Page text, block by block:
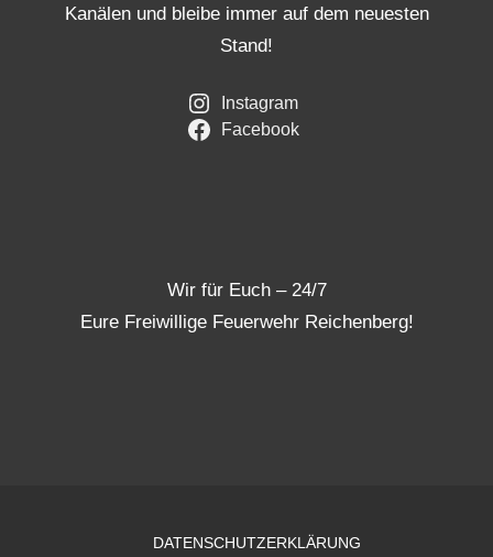
Kanälen und bleibe immer auf dem neuesten
Stand!
Instagram
Facebook
Wir für Euch – 24/7
Eure Freiwillige Feuerwehr Reichenberg!
DATENSCHUTZERKLÄRUNG